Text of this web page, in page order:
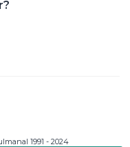
1991 - 2024